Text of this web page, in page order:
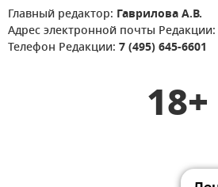
Главный редактор: Гаврилова А.В.
Адрес электронной почты Редакции:
Телефон Редакции: 7 (495) 645-6601
18+